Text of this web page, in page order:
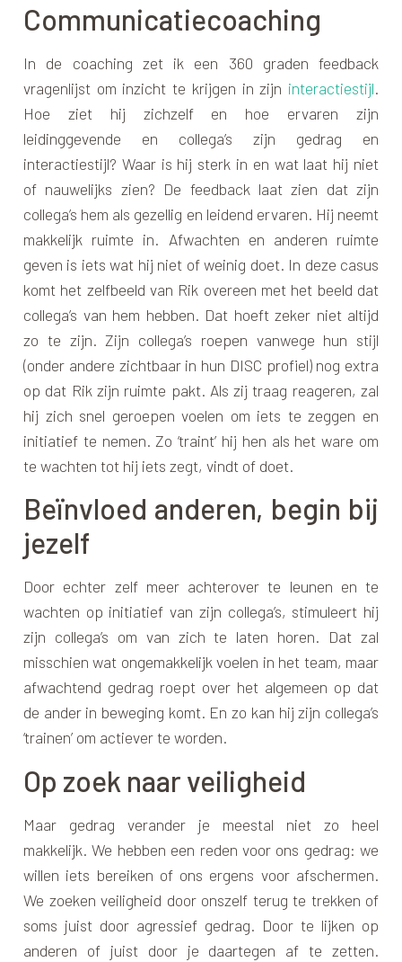
Communicatiecoaching
In de coaching zet ik een 360 graden feedback
vragenlijst om inzicht te krijgen in zijn interactiestijl.
Hoe ziet hij zichzelf en hoe ervaren zijn
leidinggevende en collega’s zijn gedrag en
interactiestijl? Waar is hij sterk in en wat laat hij niet
of nauwelijks zien? De feedback laat zien dat zijn
collega’s hem als gezellig en leidend ervaren. Hij neemt
makkelijk ruimte in. Afwachten en anderen ruimte
geven is iets wat hij niet of weinig doet. In deze casus
komt het zelfbeeld van Rik overeen met het beeld dat
collega’s van hem hebben. Dat hoeft zeker niet altijd
zo te zijn. Zijn collega’s roepen vanwege hun stijl
(onder andere zichtbaar in hun DISC profiel) nog extra
op dat Rik zijn ruimte pakt. Als zij traag reageren, zal
hij zich snel geroepen voelen om iets te zeggen en
initiatief te nemen. Zo ‘traint’ hij hen als het ware om
te wachten tot hij iets zegt, vindt of doet.
Beïnvloed anderen, begin bij
jezelf
Door echter zelf meer achterover te leunen en te
wachten op initiatief van zijn collega’s, stimuleert hij
zijn collega’s om van zich te laten horen. Dat zal
misschien wat ongemakkelijk voelen in het team, maar
afwachtend gedrag roept over het algemeen op dat
de ander in beweging komt. En zo kan hij zijn collega’s
‘trainen’ om actiever te worden.
Op zoek naar veiligheid
Maar gedrag verander je meestal niet zo heel
makkelijk. We hebben een reden voor ons gedrag: we
willen iets bereiken of ons ergens voor afschermen.
We zoeken veiligheid door onszelf terug te trekken of
soms juist door agressief gedrag. Door te lijken op
anderen of juist door je daartegen af te zetten.